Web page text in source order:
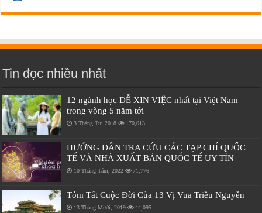
Tin đọc nhiều nhất
12 ngành học DỄ XIN VIỆC nhất tại Việt Nam
trong vòng 5 năm tới
3 Tháng Tư, 2018 170,013
HƯỚNG DẪN TRA CỨU CÁC TẠP CHÍ QUỐC
TẾ VÀ NHÀ XUẤT BẢN QUỐC TẾ UY TÍN
10 Tháng Tám, 2022 71,776
Tóm Tắt Cuộc Đời Của 13 Vị Vua Triều Nguyễn
13 Tháng Mười, 2019 44,095